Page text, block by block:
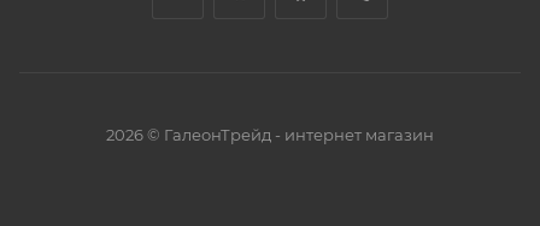
2026 © ГалеонТрейд - интернет магазин